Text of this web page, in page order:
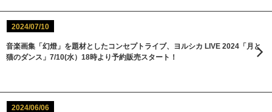
2024/07/10
音楽画集「幻燈」を題材としたコンセプトライブ、ヨルシカ LIVE 2024「月と
猫のダンス」7/10(水）18時より予約販売スタート！
2024/06/06